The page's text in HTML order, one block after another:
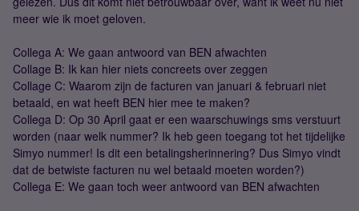
meer wie ik moet geloven.
Collega A: We gaan antwoord van BEN afwachten
Collage B: Ik kan hier niets concreets over zeggen
Collage C: Waarom zijn de facturen van januari & februari niet
betaald, en wat heeft BEN hier mee te maken?
Collega D: Op 30 April gaat er een waarschuwings sms verstuurt
worden (naar welk nummer? Ik heb geen toegang tot het tijdelijke
Simyo nummer! Is dit een betalingsherinnering? Dus Simyo vindt
dat de betwiste facturen nu wel betaald moeten worden?)
Collega E: We gaan toch weer antwoord van BEN afwachten